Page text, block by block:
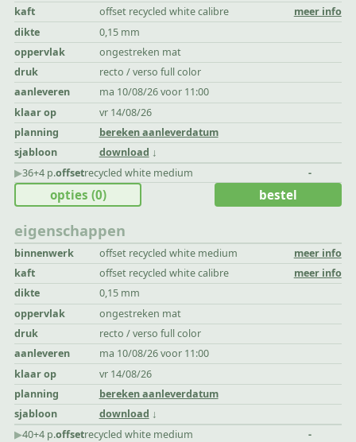
kaft
offset recycled white calibre
meer info
dikte
0,15 mm
oppervlak
ongestreken mat
druk
recto / verso full color
aanleveren
ma 10/08/26 voor 11:00
klaar op
vr 14/08/26
planning
bereken aanleverdatum
sjabloon
download
▶︎36+4 p.offsetrecycled white medium -
eigenschappen
binnenwerk offset recycled white medium
meer info
kaft
offset recycled white calibre
meer info
dikte
0,15 mm
oppervlak
ongestreken mat
druk
recto / verso full color
aanleveren
ma 10/08/26 voor 11:00
klaar op
vr 14/08/26
planning
bereken aanleverdatum
sjabloon
download
opties (0) bestel
▶︎40+4 p.offsetrecycled white medium -